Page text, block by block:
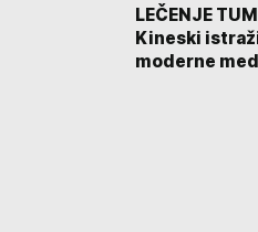
LEČENJE
Kineski
moderne